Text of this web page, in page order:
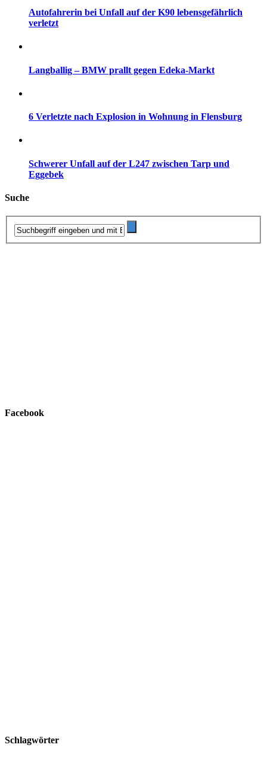
Autofahrerin bei Unfall auf der K90 lebensgefährlich
verletzt
Langballig – BMW prallt gegen Edeka-Markt
6 Verletzte nach Explosion in Wohnung in Flensburg
Schwerer Unfall auf der L247 zwischen Tarp und
Eggebek
Suche
Facebook
Schlagwörter